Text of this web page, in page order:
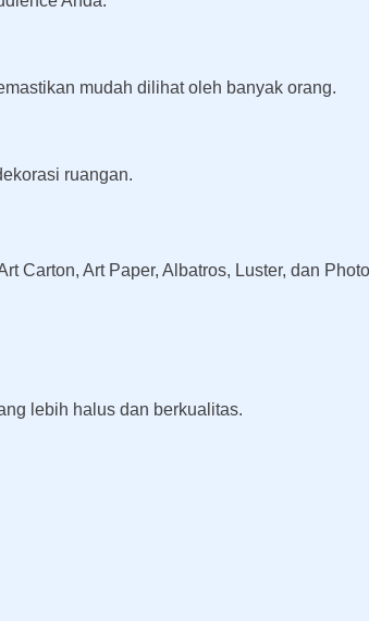
mudah dilihat oleh banyak orang.
ruangan.
Carton, Art Paper, Albatros, Luster, dan
lebih halus dan berkualitas.